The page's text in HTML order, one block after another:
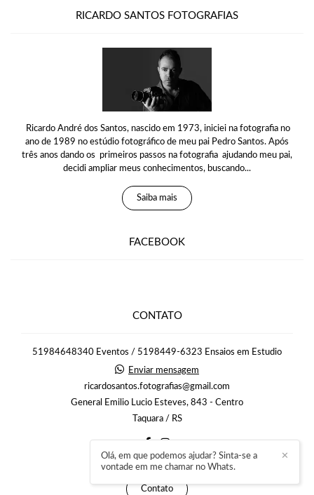
RICARDO SANTOS FOTOGRAFIAS
Ricardo André dos Santos, nascido em 1973, iniciei na fotografia no
ano de 1989 no estúdio fotográfico de meu pai Pedro Santos. Após
três anos dando os primeiros passos na fotografia ajudando meu pai,
decidi ampliar meus conhecimentos, buscando...
Saiba mais
FACEBOOK
CONTATO
51984648340 Eventos / 5198449-6323 Ensaios em Estudio
Enviar mensagem
ricardosantos.fotografias@gmail.com
General Emilio Lucio Esteves, 843 - Centro
Taquara / RS
Contato
✕
Olá, em que podemos ajudar? Sinta-se a
vontade em me chamar no Whats.